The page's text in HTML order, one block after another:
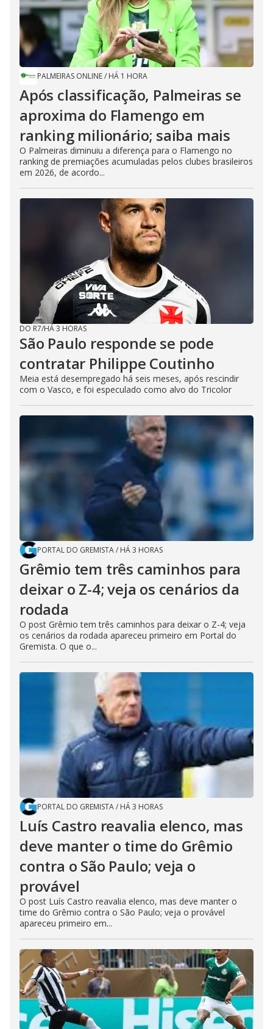
PALMEIRAS ONLINE/ HÁ 1 HORA
Após classificação, Palmeiras se
aproxima do Flamengo em
ranking milionário; saiba mais
O Palmeiras diminuiu a diferença para o Flamengo no
ranking de premiações acumuladas pelos clubes brasileiros
em 2026, de acordo...
DO R7/HÁ 3 HORAS
São Paulo responde se pode
contratar Philippe Coutinho
Meia está desempregado há seis meses, após rescindir
com o Vasco, e foi especulado como alvo do Tricolor
PORTAL DO GREMISTA/ HÁ 3 HORAS
Grêmio tem três caminhos para
deixar o Z-4; veja os cenários da
rodada
O post Grêmio tem três caminhos para deixar o Z-4; veja
os cenários da rodada apareceu primeiro em Portal do
Gremista. O que o...
PORTAL DO GREMISTA/ HÁ 3 HORAS
Luís Castro reavalia elenco, mas
deve manter o time do Grêmio
contra o São Paulo; veja o
provável
O post Luís Castro reavalia elenco, mas deve manter o
time do Grêmio contra o São Paulo; veja o provável
apareceu primeiro em...